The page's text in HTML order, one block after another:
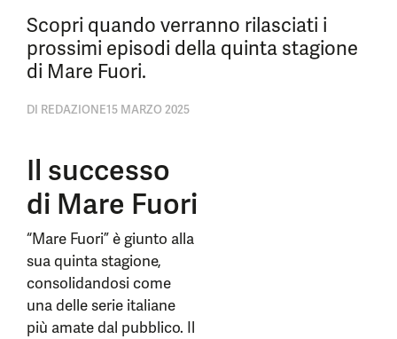
Scopri quando verranno rilasciati i
prossimi episodi della quinta stagione
di Mare Fuori.
DI REDAZIONE15 MARZO 2025
Il successo
di Mare Fuori
“Mare Fuori” è giunto alla
sua quinta stagione,
consolidandosi come
una delle serie italiane
più amate dal pubblico. Il